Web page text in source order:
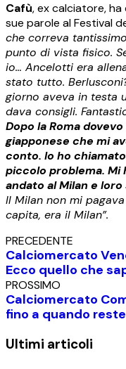
Cafù, ex calciatore,
sue parole al Festival
che correva
punto di vista fisico.
io… Ancelotti era
stato tutto.
giorno aveva in testa
dava consigli.
Dopo la Roma
giapponese che mi
conto. Io ho chiamato
piccolo problema. Mi
andato al Milan e
Il Milan non mi
capita, era il Milan”.
PRECEDENTE
Calciomercato
Ecco quello che
PROSSIMO
Calciomercato
fino a quando
Ultimi articoli